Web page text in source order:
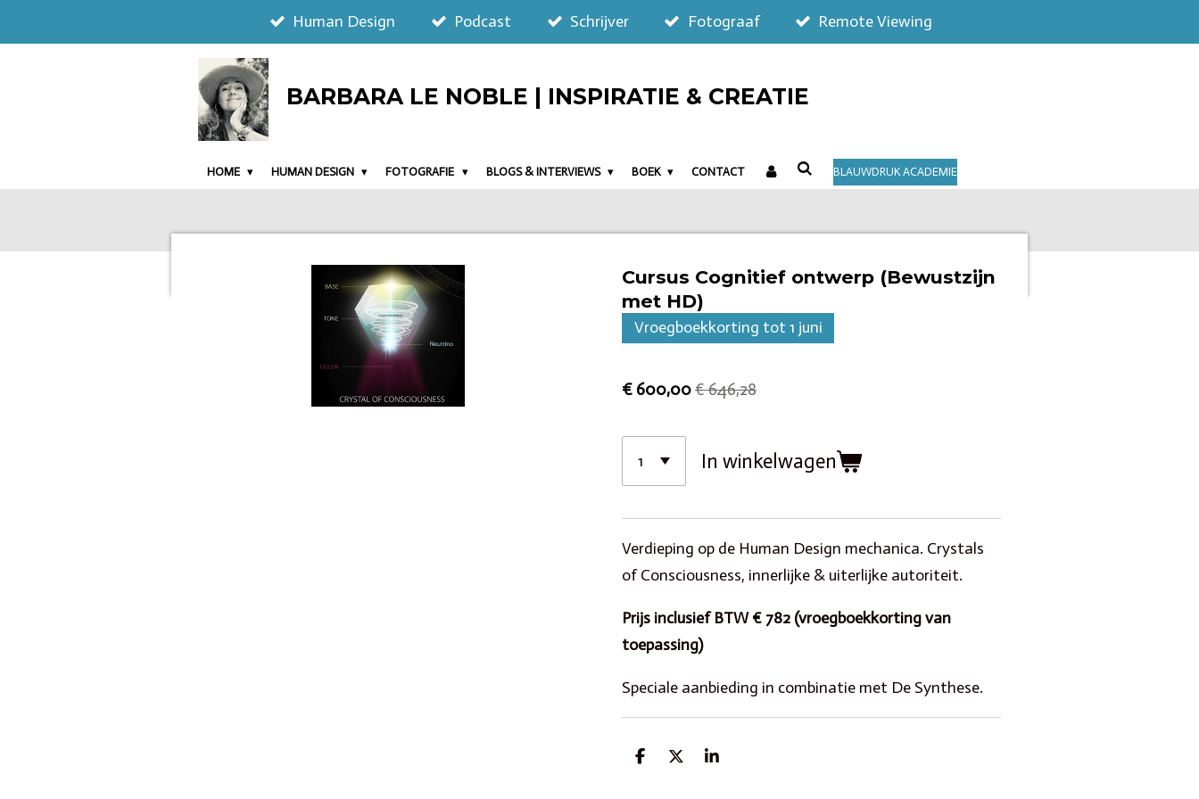
direct
Human Design Podcast Schrijver Fotograaf Remote Viewing
BARBARA LE NOBLE | INSPIRATIE & CREATIE
HOME HUMAN DESIGN FOTOGRAFIE BLOGS & INTERVIEWS BOEK CONTACT BLAUWDRUK ACADEMIE
Cursus Cognitief ontwerp (Bewustzijn
met HD)
Vroegboekkorting tot 1 juni
€ 600,00€ 646,28
In winkelwagen
Verdieping op de Human Design mechanica. Crystals
of Consciousness, innerlijke & uiterlijke autoriteit.
Prijs inclusief BTW € 782 (vroegboekkorting van
toepassing)
Speciale aanbieding in combinatie met De Synthese.
D
D
S